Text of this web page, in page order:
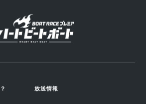
放送情報